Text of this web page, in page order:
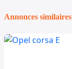
Annonces similaires